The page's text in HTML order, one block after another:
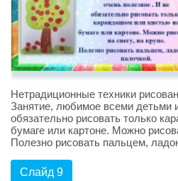
Нетрадиционные техники
Занятие, любимое всеми детьми
обязательно рисовать только
бумаге или картоне. Можно
Полезно рисовать пальцем,
Слайд 9